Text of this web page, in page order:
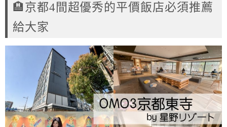
🏨京都4間超優秀的平價飯店必須推薦
給大家